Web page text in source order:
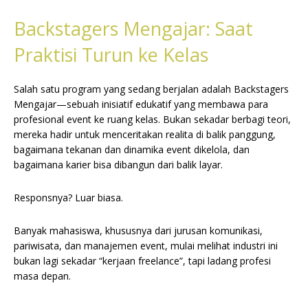
Backstagers Mengajar: Saat
Praktisi Turun ke Kelas
Salah satu program yang sedang berjalan adalah Backstagers
Mengajar—sebuah inisiatif edukatif yang membawa para
profesional event ke ruang kelas. Bukan sekadar berbagi teori,
mereka hadir untuk menceritakan realita di balik panggung,
bagaimana tekanan dan dinamika event dikelola, dan
bagaimana karier bisa dibangun dari balik layar.
Responsnya? Luar biasa.
Banyak mahasiswa, khususnya dari jurusan komunikasi,
pariwisata, dan manajemen event, mulai melihat industri ini
bukan lagi sekadar “kerjaan freelance”, tapi ladang profesi
masa depan.